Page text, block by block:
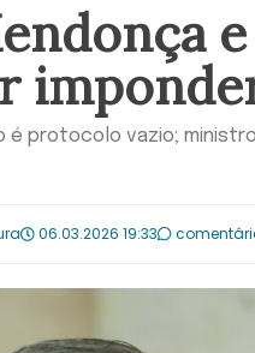
é protocolo vazio;
06.03.2026 19:33